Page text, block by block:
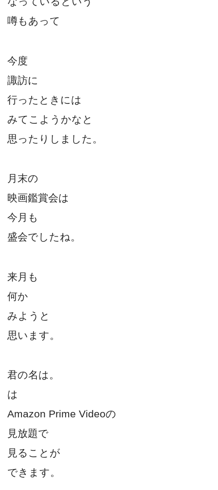
噂もあって
今度
諏訪に
行ったときには
みてこようかなと
思ったりしました。
月末の
映画鑑賞会は
今月も
盛会でしたね。
来月も
何か
みようと
思います。
君の名は。
は
Amazon Prime Videoの
見放題で
見ることが
できます。